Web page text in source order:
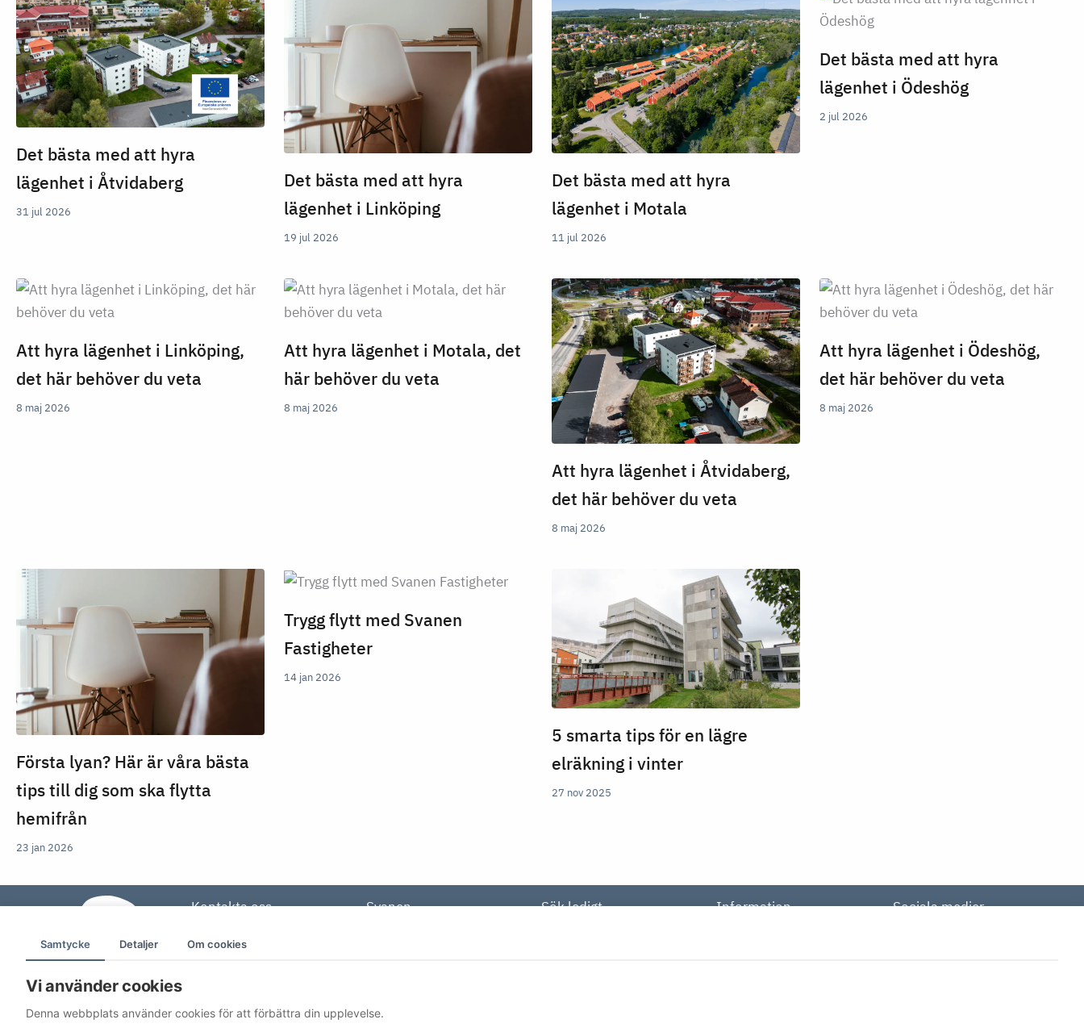
Samtycke Detaljer Om cookies
Vi använder cookies
Denna webbplats använder cookies för att förbättra din upplevelse.
Det bästa med att hyra
lägenhet i Åtvidaberg
31 jul 2026
Det bästa med att hyra
lägenhet i Linköping
19 jul 2026
Det bästa med att hyra
lägenhet i Motala
11 jul 2026
Det bästa med att hyra
lägenhet i Ödeshög
2 jul 2026
Att hyra lägenhet i Linköping,
det här behöver du veta
8 maj 2026
Att hyra lägenhet i Motala, det
här behöver du veta
8 maj 2026
Att hyra lägenhet i Åtvidaberg,
det här behöver du veta
8 maj 2026
Att hyra lägenhet i Ödeshög,
det här behöver du veta
8 maj 2026
Första lyan? Här är våra bästa
tips till dig som ska flytta
hemifrån
23 jan 2026
Trygg flytt med Svanen
Fastigheter
14 jan 2026
5 smarta tips för en lägre
elräkning i vinter
27 nov 2025
Kontakta oss
59160 Motala
Öppet vardagar 08-17
Svanen
Sök ledigt
Information
Sociala medier